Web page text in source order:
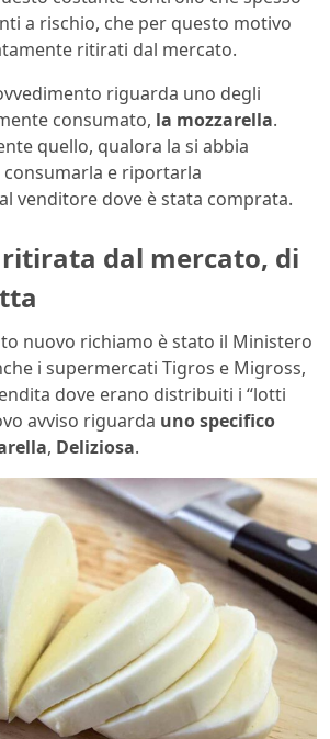
a rischio, che per questo motivo
ritirati dal mercato.
riguarda uno degli
consumato, la mozzarella.
quello, qualora la si abbia
e riportarla
venditore dove è stata comprata.
dal mercato, di
nuovo richiamo è stato il Ministero
i supermercati Tigros e Migross,
dove erano distribuiti i “lotti
avviso riguarda uno specifico
, Deliziosa.